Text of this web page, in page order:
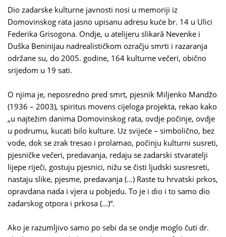
Dio zadarske kulturne javnosti nosi u memoriji iz
Domovinskog rata jasno upisanu adresu kuće br. 14 u Ulici
Federika Grisogona. Ondje, u atelijeru slikarâ Nevenke i
Duška Beninijau nadrealističkom ozračju smrti i razaranja
održane su, do 2005. godine, 164 kulturne večeri, obično
srijedom u 19 sati.
O njima je, neposredno pred smrt, pjesnik Miljenko Mandžo
(1936 – 2003), spiritus movens cijeloga projekta, rekao kako
„u najtežim danima Domovinskog rata, ovdje počinje, ovdje
u podrumu, kucati bilo kulture. Uz svijeće – simbolično, bez
vode, dok se zrak tresao i prolamao, počinju kulturni susreti,
pjesničke večeri, predavanja, redaju se zadarski stvaratelji
lijepe riječi, gostuju pjesnici, nižu se čisti ljudski susresreti,
nastaju slike, pjesme, predavanja (...) Raste tu hrvatski prkos,
opravdana nada i vjera u pobjedu. To je i dio i to samo dio
zadarskog otpora i prkosa (...)“.
Ako je razumljivo samo po sebi da se ondje moglo čuti dr.